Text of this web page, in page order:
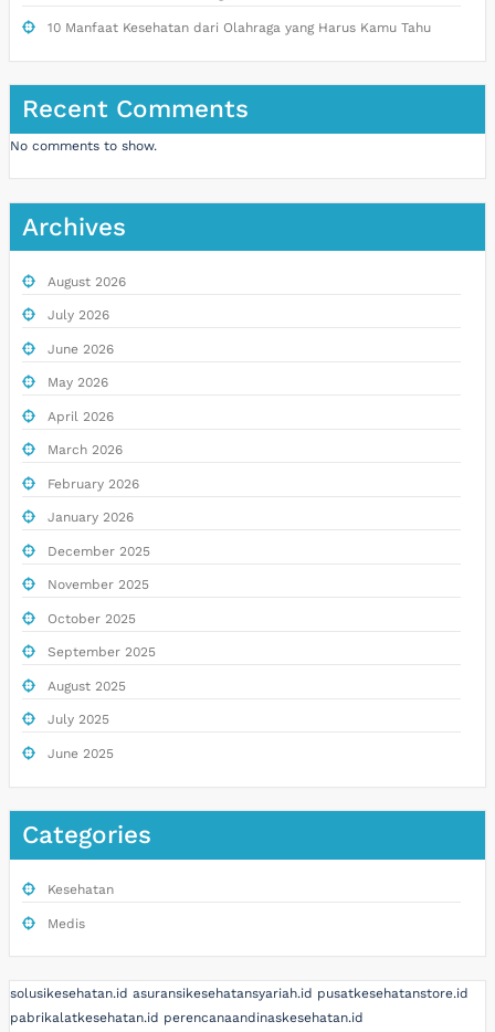
10 Manfaat Kesehatan dari Olahraga yang Harus Kamu Tahu
Recent Comments
No comments to show.
Archives
August 2026
July 2026
June 2026
May 2026
April 2026
March 2026
February 2026
January 2026
December 2025
November 2025
October 2025
September 2025
August 2025
July 2025
June 2025
Categories
Kesehatan
Medis
solusikesehatan.id asuransikesehatansyariah.id pusatkesehatanstore.id
pabrikalatkesehatan.id perencanaandinaskesehatan.id